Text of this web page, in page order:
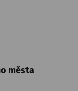
města